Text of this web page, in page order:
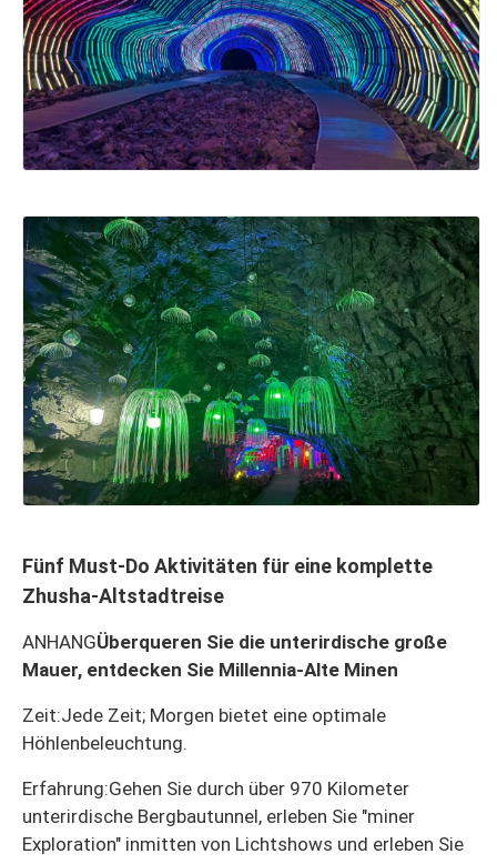
Fünf Must-Do Aktivitäten für eine komplette
Zhusha-Altstadtreise
ANHANGÜberqueren Sie die unterirdische große
Mauer, entdecken Sie Millennia-Alte Minen
Zeit:Jede Zeit; Morgen bietet eine optimale
Höhlenbeleuchtung.
Erfahrung:Gehen Sie durch über 970 Kilometer
unterirdische Bergbautunnel, erleben Sie "miner
Exploration" inmitten von Lichtshows und erleben Sie